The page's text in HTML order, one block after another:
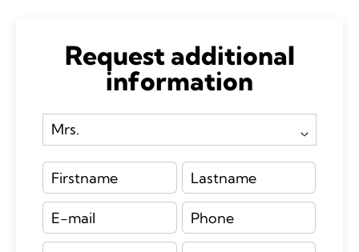
Request additional
information